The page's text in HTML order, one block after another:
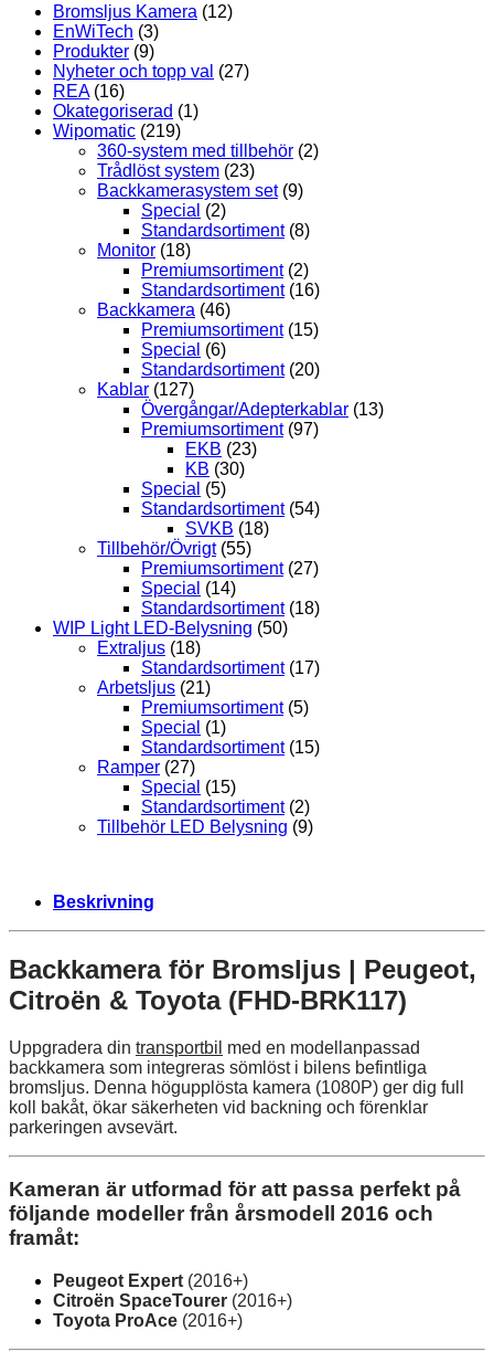
Bromsljus Kamera (12)
EnWiTech (3)
Produkter (9)
Nyheter och topp val (27)
REA (16)
Okategoriserad (1)
Wipomatic (219)
360-system med tillbehör (2)
Trådlöst system (23)
Backkamerasystem set (9)
Special (2)
Standardsortiment (8)
Monitor (18)
Premiumsortiment (2)
Standardsortiment (16)
Backkamera (46)
Premiumsortiment (15)
Special (6)
Standardsortiment (20)
Kablar (127)
Övergångar/Adepterkablar (13)
Premiumsortiment (97)
EKB (23)
KB (30)
Special (5)
Standardsortiment (54)
SVKB (18)
Tillbehör/Övrigt (55)
Premiumsortiment (27)
Special (14)
Standardsortiment (18)
WIP Light LED-Belysning (50)
Extraljus (18)
Standardsortiment (17)
Arbetsljus (21)
Premiumsortiment (5)
Special (1)
Standardsortiment (15)
Ramper (27)
Special (15)
Standardsortiment (2)
Tillbehör LED Belysning (9)
Beskrivning
Backkamera för Bromsljus | Peugeot,
Citroën & Toyota (FHD-BRK117)
Uppgradera din transportbil med en modellanpassad
backkamera som integreras sömlöst i bilens befintliga
bromsljus. Denna högupplösta kamera (1080P) ger dig full
koll bakåt, ökar säkerheten vid backning och förenklar
parkeringen avsevärt.
Kameran är utformad för att passa perfekt på
följande modeller från årsmodell 2016 och
framåt:
Peugeot Expert (2016+)
Citroën SpaceTourer (2016+)
Toyota ProAce (2016+)